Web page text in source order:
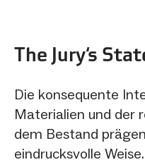
The Jury‘s
Die konsequente
Materialien und der
dem Bestand
eindrucksvolle